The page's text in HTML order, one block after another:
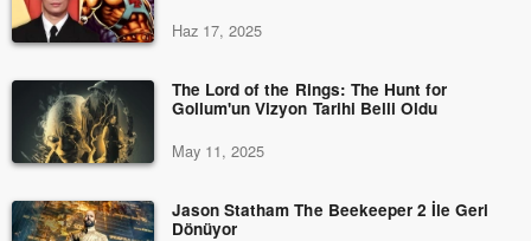
Haz 17, 2025
The Lord of the Rings: The Hunt for
Gollum'un Vizyon Tarihi Belli Oldu
May 11, 2025
Jason Statham The Beekeeper 2 İle Geri
Dönüyor